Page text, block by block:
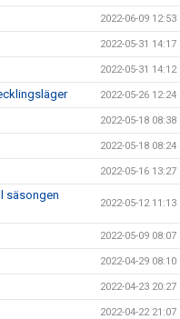
2022-06-09 12:53
2022-05-31 14:17
2022-05-31 14:12
2022-05-26 12:24
2022-05-18 08:38
2022-05-18 08:24
2022-05-16 13:27
säsongen
2022-05-12 11:13
2022-05-09 08:07
2022-04-29 08:10
2022-04-23 20:27
2022-04-22 21:07